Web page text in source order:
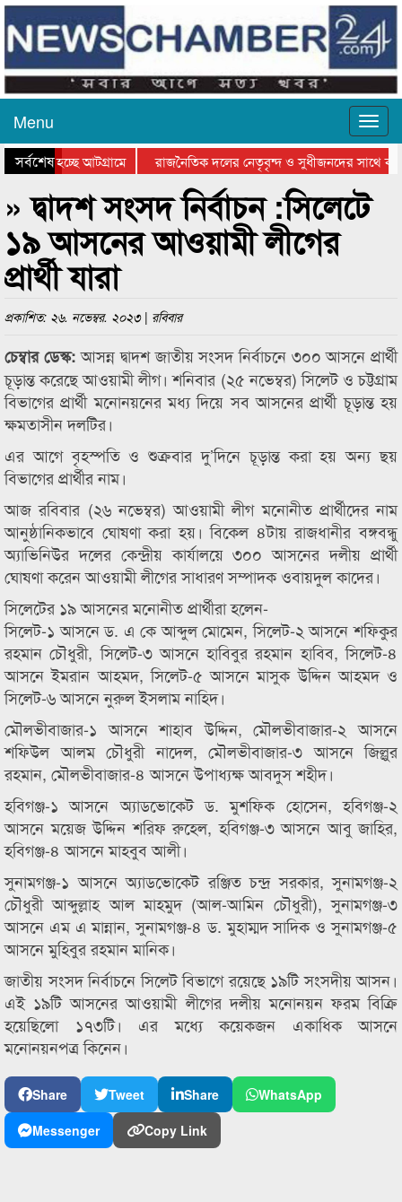
Menu
সর্বশেষহচ্ছে আটগ্রামে
রাজনৈতিক দলের নেতৃবৃন্দ ও সুধীজনদের সাথে
সিলেটে বাংলাদেশ গ্রুপ থিয়েটার ফেডারেশানের
» দ্বাদশ সংসদ নির্বাচন :সিলেটে
১৯ আসনের আওয়ামী লীগের
প্রার্থী যারা
প্রকাশিত: ২৬. নভেম্বর. ২০২৩ | রবিবার
চেম্বার ডেস্ক:আসন্ন দ্বাদশ জাতীয় সংসদ নির্বাচনে ৩০০ আসনে প্রার্থী
চূড়ান্ত করেছে আওয়ামী লীগ। শনিবার (২৫ নভেম্বর) সিলেট ও চট্টগ্রাম
বিভাগের প্রার্থী মনোনয়নের মধ্য দিয়ে সব আসনের প্রার্থী চূড়ান্ত হয়
ক্ষমতাসীন দলটির।
এর আগে বৃহস্পতি ও শুক্রবার দু’দিনে চূড়ান্ত করা হয় অন্য ছয়
বিভাগের প্রার্থীর নাম।
আজ রবিবার (২৬ নভেম্বর) আওয়ামী লীগ মনোনীত প্রার্থীদের নাম
আনুষ্ঠানিকভাবে ঘোষণা করা হয়। বিকেল ৪টায় রাজধানীর বঙ্গবন্ধু
অ্যাভিনিউর দলের কেন্দ্রীয় কার্যালয়ে ৩০০ আসনের দলীয় প্রার্থী
ঘোষণা করেন আওয়ামী লীগের সাধারণ সম্পাদক ওবায়দুল কাদের।
সিলেটের ১৯ আসনের মনোনীত প্রার্থীরা হলেন-
সিলেট-১ আসনে ড. এ কে আব্দুল মোমেন, সিলেট-২ আসনে শফিকুর
রহমান চৌধুরী, সিলেট-৩ আসনে হাবিবুর রহমান হাবিব, সিলেট-৪
আসনে ইমরান আহমদ, সিলেট-৫ আসনে মাসুক উদ্দিন আহমদ ও
সিলেট-৬ আসনে নুরুল ইসলাম নাহিদ।
মৌলভীবাজার-১ আসনে শাহাব উদ্দিন, মৌলভীবাজার-২ আসনে
শফিউল আলম চৌধুরী নাদেল, মৌলভীবাজার-৩ আসনে জিল্লুর
রহমান, মৌলভীবাজার-৪ আসনে উপাধ্যক্ষ আবদুস শহীদ।
হবিগঞ্জ-১ আসনে অ্যাডভোকেট ড. মুশফিক হোসেন, হবিগঞ্জ-২
আসনে ময়েজ উদ্দিন শরিফ রুহেল, হবিগঞ্জ-৩ আসনে আবু জাহির,
হবিগঞ্জ-৪ আসনে মাহবুব আলী।
সুনামগঞ্জ-১ আসনে অ্যাডভোকেট রঞ্জিত চন্দ্র সরকার, সুনামগঞ্জ-২
চৌধুরী আব্দুল্লাহ আল মাহমুদ (আল-আমিন চৌধুরী), সুনামগঞ্জ-৩
আসনে এম এ মান্নান, সুনামগঞ্জ-৪ ড. মুহাম্মদ সাদিক ও সুনামগঞ্জ-৫
আসনে মুহিবুর রহমান মানিক।
জাতীয় সংসদ নির্বাচনে সিলেট বিভাগে রয়েছে ১৯টি সংসদীয় আসন।
এই ১৯টি আসনের আওয়ামী লীগের দলীয় মনোনয়ন ফরম বিক্রি
হয়েছিলো ১৭৩টি। এর মধ্যে কয়েকজন একাধিক আসনে
মনোনয়নপত্র কিনেন।
Share Tweet Share
WhatsApp
Messenger
Copy Link